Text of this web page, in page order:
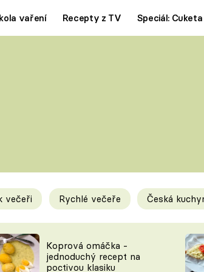
vaření Recepty z TV Speciál: Cuketa
a triky
KAM ZA JÍDLEM
večeři Rychlé večeře Česká
Koprová omáčka -
jednoduchý recept na
poctivou klasiku